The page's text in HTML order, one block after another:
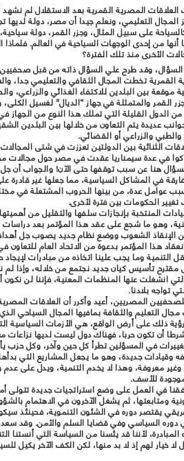
المصرية القمرية بعد الاستقلال لم
المجال التعليمي، ونعلم جيدا أن مصر، دولة
على سبيل المثال، وجزر القمر، دولة
أنها من إحدى الوجهات السياحية في العالم.
الأخرى منذ تلك الفترة؟
وقد طرح علي السؤال ذاته من قبل
القمرية تخطت المجال الثقافي والتعليمي جدا،
موقعة بين البلدين للاكتفاء الغذائي
القمر والمتمثلة في جهاز “الديال” لغسيل
من الدول القليلة التي تملك هذا النوع من
عديدة يتم التعاون من خلالها بين البلدين
والزراعي أو القضائي.
الثنائية بين الدولتين تعززت في شتى
في عدة سيمناريا عقدت في مصر حول مجالات
هنا عن سبب توقفها حتى الآن! والجواب أن
في المشاكل السياسية، مما جعلها غير قادرة
عوامل عدة، من بينها الحروب المشتعلة في
الحكومات بين فترة لأخرى.
المنتخبة بإنجازات سلفها والتقليل من
وهو ما شجع على عقد هذا المؤتمر بعد
الإنقاذ الشعوب ووضع نظام جديد يصوب جل
هذا المؤتمر بدعوة من الاتحاد العام
التنمية وما يجب علينا اتخاذه من مبادرات
مقترح تأسيس كيان جديد نجتمع من خلاله، وإذا
انشغلت عنها المنظمات المعنية، فإننا لن نكون
تواجه بلادنا.
المصريين، أعيد وأكرر أن العلاقات
التعليم والثقافة بمافيها المجال السياحي
ذلك على أرض الواقع، هي الأزمات السياسية
أن تكون حربا، فهناك دول ليست لديها
في المسؤلين تطرأ كل حين وآخر، وكل حزب
وقيادات جديدة، وهو ما يجعل المشاريع التي
معروفة، وهذا لا يخدم التنمية، ويدل على
للأسف.
في العمل على وضع استراتجيات جديدة تتولى
ومتابعتها، ثم يشغل الآخرون في الاهتمام
يقتصر دوره في الشئون التنموية، فحينئذ
دوره السياسي وفي قضايا السلم والأمن. وقد
لأننا قد يئسنا من السياسة التي أنستنا
خيار لهم إذ لا بد منها، لكن الكف الآخر يكيل